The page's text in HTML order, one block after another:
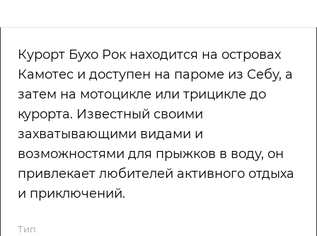
Курорт Бухо Рок находится на островах
Камотес и доступен на пароме из Себу, а
затем на мотоцикле или трицикле до
курорта. Известный своими
захватывающими видами и
возможностями для прыжков в воду, он
привлекает любителей активного отдыха
и приключений.
Тип